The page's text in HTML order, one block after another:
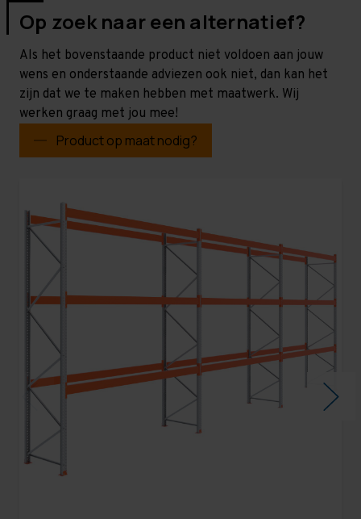
Op zoek naar een alternatief?
Als het bovenstaande product niet voldoen aan jouw
wens en onderstaande adviezen ook niet, dan kan het
zijn dat we te maken hebben met maatwerk. Wij
werken graag met jou mee!
Product op maat nodig?